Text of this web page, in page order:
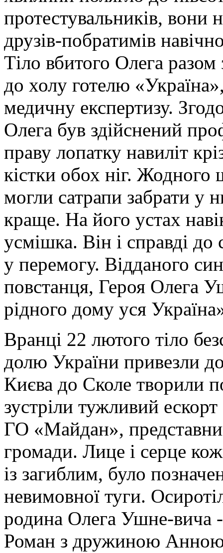
протестувальників, вони
друзів-побратимів
Тіло вбитого Олега
до холу готелю
медичну експертизу.
Олега був здійснений
праву лопатку навиліт
кістки обох ніг.
могли сатрапи забрати у
краще. На його устах
усмішка. Він і справді до
у перемогу. Відданого
повстанця, Героя Олега
рідного дому уся
Вранці 22 лютого тіло
долю України привезли
Києва до Сколе творили
зустріли тужливий
ГО «Майдан»,
громади. Лице і серце
із загиблим, було
невимовної туги.
родина Олега Ушне-вича
Роман з дружиною